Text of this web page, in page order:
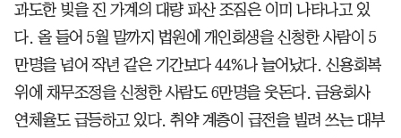
과도한 빚을 진 가계의 대량 파산 조짐은 이미 나타나고 있
다. 올 들어 5월 말까지 법원에 개인회생을 신청한 사람이 5
만명을 넘어 작년 같은 기간보다 44%나 늘어났다. 신용회복
위에 채무조정을 신청한 사람도 6만명을 웃돈다. 금융회사
연체율도 급등하고 있다. 취약 계층이 급전을 빌려 쓰는 대부